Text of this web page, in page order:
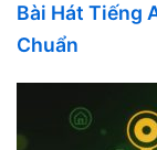
Bài Hát Tiếng
Chuẩn